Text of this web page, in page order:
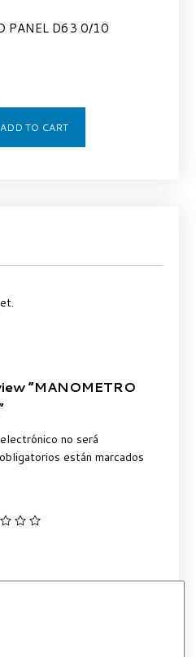
PANEL D63 0/10
ADD TO CART
“MANOMETRO
no será
están marcados